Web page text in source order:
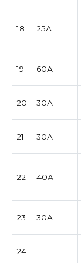
18 25А
19 60А
20 30А
21 30А
22 40А
23 30А
24